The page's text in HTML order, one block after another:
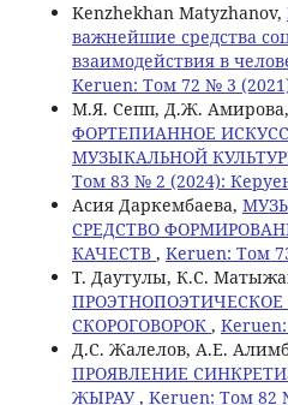
Kenzhekhan Matyzhanov,
важнейшие средства
взаимодействия в
Keruen: Том 72 № 3
M.Я. Сепп, Д.Ж.
ФОРТЕПИАННОЕ
МУЗЫКАЛЬНОЙ
Том 83 № 2 (2024):
Асия Даркембаева,
СРЕДСТВО
КАЧЕСТВ , Keruen: Том
Т. Даутулы, К.С.
СКОРОГОВОРОК ,
Д.С. Жалелов, А.Е.
ПРОЯВЛЕНИЕ
ЖЫРАУ, Keruen: Том 82